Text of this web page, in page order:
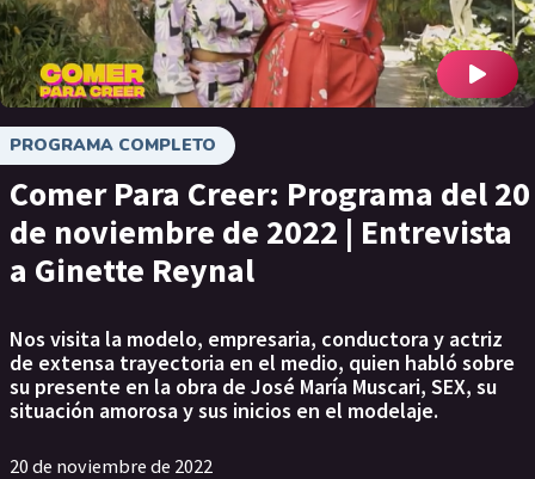
PROGRAMA COMPLETO
Comer Para Creer: Programa del 20
de noviembre de 2022 | Entrevista
a Ginette Reynal
Nos visita la modelo, empresaria, conductora y actriz
de extensa trayectoria en el medio, quien habló sobre
su presente en la obra de José María Muscari, SEX, su
situación amorosa y sus inicios en el modelaje.
20 de noviembre de 2022